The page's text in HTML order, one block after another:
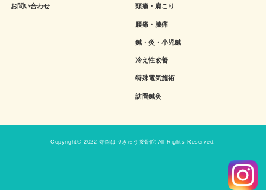
お問い合わせ 頭痛・肩こり
腰痛・膝痛
鍼・灸・小児鍼
冷え性改善
特殊電気施術
訪問鍼灸
Copyright© 2022 寺岡はりきゅう接骨院 All Rights Reserved.